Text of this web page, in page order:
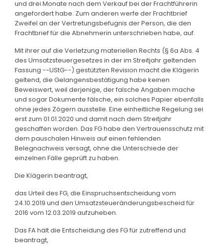
und drei Monate nach dem Verkauf bei der Frachtführerin
angefordert habe. Zum anderen werfe der Frachtbrief
Zweifel an der Vertretungsbefugnis der Person, die den
Frachtbrief für die Abnehmerin unterschrieben habe, auf.
Mit ihrer auf die Verletzung materiellen Rechts (§ 6a Abs. 4
des Umsatzsteuergesetzes in der im Streitjahr geltenden
Fassung --UStG--) gestützten Revision macht die Klägerin
geltend, die Gelangensbestätigung habe keinen
Beweiswert, weil derjenige, der falsche Angaben mache
und sogar Dokumente fälsche, ein solches Papier ebenfalls
ohne jedes Zögern ausstelle. Eine einheitliche Regelung sei
erst zum 01.01.2020 und damit nach dem Streitjahr
geschaffen worden. Das FG habe den Vertrauensschutz mit
dem pauschalen Hinweis auf einen fehlenden
Belegnachweis versagt, ohne die Unterschiede der
einzelnen Fälle geprüft zu haben.
Die Klägerin beantragt,
das Urteil des FG, die Einspruchsentscheidung vom
24.10.2019 und den Umsatzsteueränderungsbescheid für
2016 vom 12.03.2019 aufzuheben.
Das FA hält die Entscheidung des FG für zutreffend und
beantragt,